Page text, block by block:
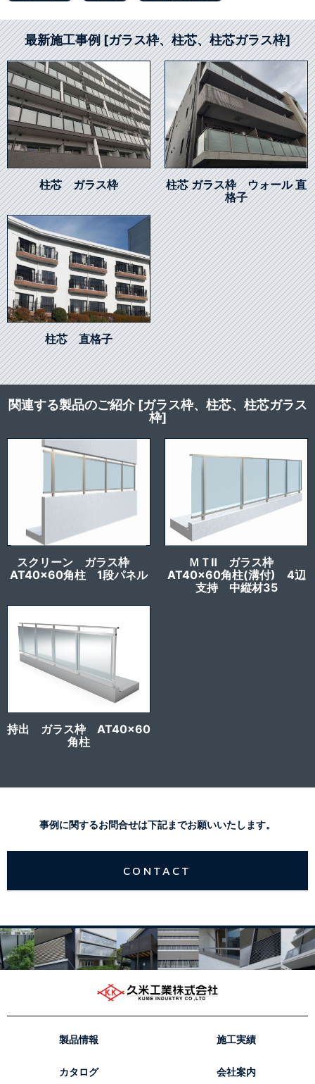
最新施工事例 [ガラス枠、柱芯、柱芯ガラス枠]
柱芯 ガラス枠
柱芯 ガラス枠 ウォール 直
格子
柱芯 直格子
関連する製品のご紹介 [ガラス枠、柱芯、柱芯ガラス
枠]
スクリーン ガラス枠
AT40x60角柱 1段パネル
ＭＴⅡ ガラス枠
AT40x60角柱(溝付) 4辺
支持 中縦材35
持出 ガラス枠 AT40x60
角柱
事例に関するお問合せは下記までお願いいたします。
CONTACT
製品情報 施工実績
カタログ 会社案内